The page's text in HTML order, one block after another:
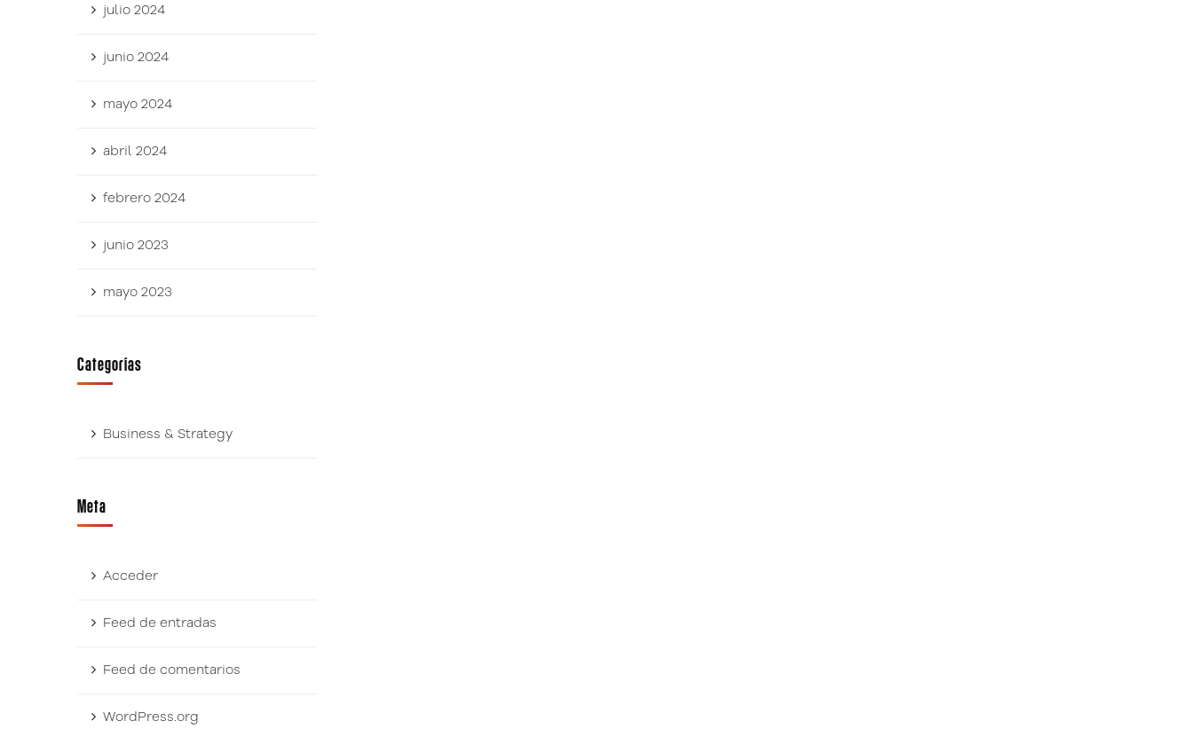
julio 2024
junio 2024
mayo 2024
abril 2024
febrero 2024
junio 2023
mayo 2023
Categorías
Business & Strategy
Meta
Acceder
Feed de entradas
Feed de comentarios
WordPress.org